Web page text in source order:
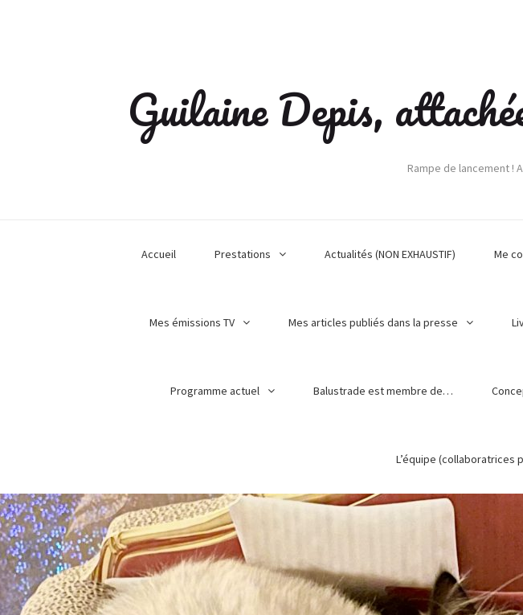
Guilaine Depis,
Rampe de lancement !
Accueil Prestations Actualités (NON EXHAUSTIF) Me
Mes émissions TV Mes articles publiés dans la presse
Programme actuel Balustrade est membre de…
L’équipe (collaboratrices